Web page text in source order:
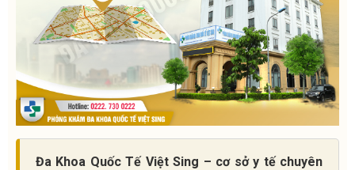
Đa Khoa Quốc Tế Việt Sing – cơ sở y tế chuyên